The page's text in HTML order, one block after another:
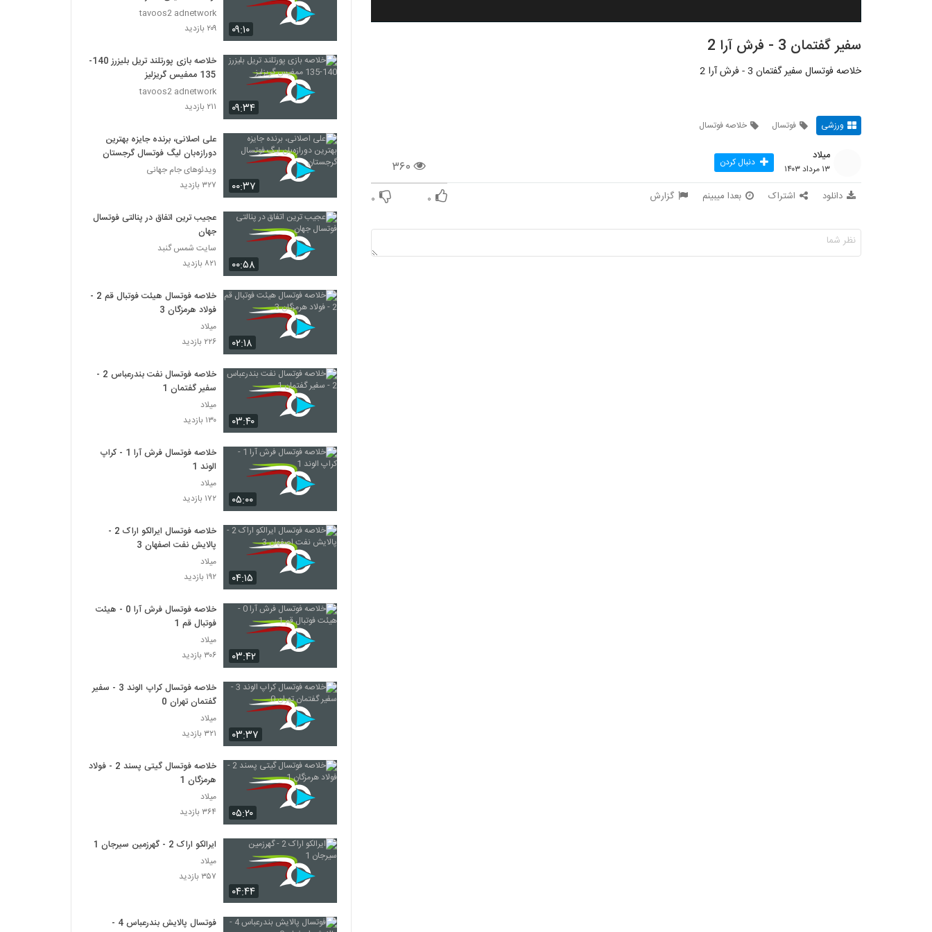
سفیر گفتمان 3 - فرش آرا 2
خلاصه فوتسال سفیر گفتمان 3 - فرش آرا 2
ورزشی فوتسال خلاصه فوتسال
۳۶۰
میلاد
۱۳ مرداد ۱۴۰۳ دنبال کردن
دانلود اشتراک بعدا میبینم گزارش ۰ ۰
۰۹:۱۰
tavoos2 adnetwork
۲۰۹ بازدید
۰۹:۳۴
خلاصه بازی پورتلند تریل بلیزرز 140-
135 ممفیس گریزلیز
tavoos2 adnetwork
۲۱۱ بازدید
۰۰:۳۷
علی اصلانی، برنده جایزه بهترین
دورازه‌بان لیگ فوتسال گرجستان
ویدئوهای جام جهانی
۳۲۷ بازدید
۰۰:۵۸
عجیب ترین اتفاق در پنالتی فوتسال
جهان
سایت شمس گنبد
۸۲۱ بازدید
۰۲:۱۸
خلاصه فوتسال هیئت فوتبال قم 2 -
فولاد هرمزگان 3
میلاد
۲۲۶ بازدید
۰۳:۴۰
خلاصه فوتسال نفت بندرعباس 2 -
سفیر گفتمان 1
میلاد
۱۳۰ بازدید
۰۵:۰۰
خلاصه فوتسال فرش آرا 1 - کراپ
الوند 1
میلاد
۱۷۲ بازدید
۰۴:۱۵
خلاصه فوتسال ایرالکو اراک 2 -
پالایش نفت اصفهان 3
میلاد
۱۹۲ بازدید
۰۳:۴۲
خلاصه فوتسال فرش آرا 0 - هیئت
فوتبال قم 1
میلاد
۳۰۶ بازدید
۰۳:۳۷
خلاصه فوتسال کراپ الوند 3 - سفیر
گفتمان تهران 0
میلاد
۳۲۱ بازدید
۰۵:۲۰
خلاصه فوتسال گیتی پسند 2 - فولاد
هرمزگان 1
میلاد
۳۶۴ بازدید
۰۴:۴۴
ایرالکو اراک 2 - گهرزمین سیرجان 1
میلاد
۳۵۷ بازدید
فوتسال پالایش بندرعباس 4 -